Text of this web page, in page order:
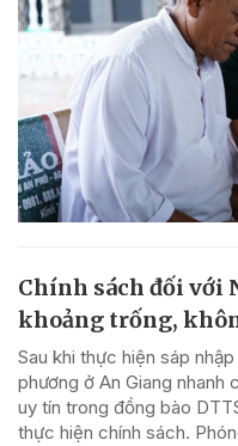
Chính sách đối với
khoảng trống,
Sau khi thực hiện sáp
phương ở An Giang
uy tín trong đồng bào
thực hiện chính sách.